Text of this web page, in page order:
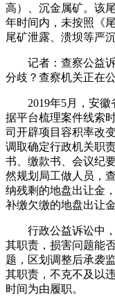
高）、沉金属矿。该
年时间内，未按照《
尾矿泄露、溃坝等严
记者：查察公益诉
分歧？查察机关正在
2019年5月，安徽
据平台梳理案件线索
司开辟项目容积率改
调取确定行政机关职
书、缴款书、会议纪
然规划局工做人员，
纳残剩的地盘出让金
补缴欠缴的地盘出让金
行政公益诉讼中，
其职责，损害问题能
题，区划调整后承袭
其职责，不克不及以
时间为由履职。